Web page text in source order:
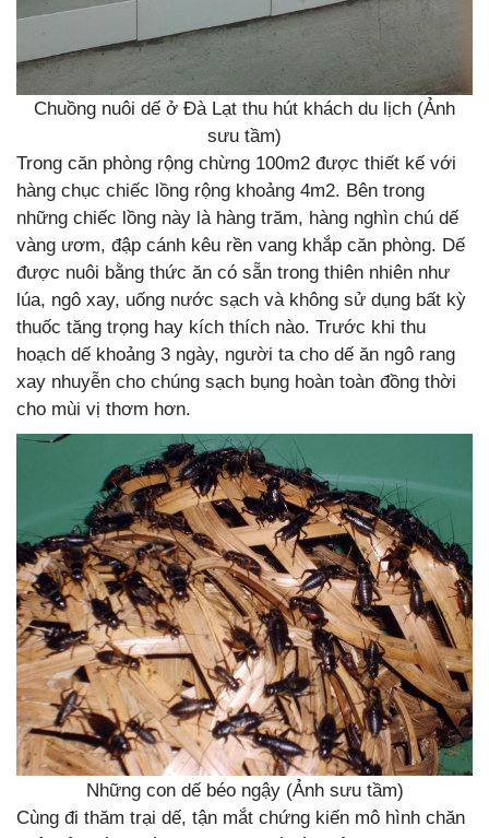
Chuồng nuôi dế ở Đà Lạt thu hút khách du lịch (Ảnh
sưu tầm)
Trong căn phòng rộng chừng 100m2 được thiết kế với
hàng chục chiếc lồng rộng khoảng 4m2. Bên trong
những chiếc lồng này là hàng trăm, hàng nghìn chú dế
vàng ươm, đập cánh kêu rền vang khắp căn phòng. Dế
được nuôi bằng thức ăn có sẵn trong thiên nhiên như
lúa, ngô xay, uống nước sạch và không sử dụng bất kỳ
thuốc tăng trọng hay kích thích nào. Trước khi thu
hoạch dế khoảng 3 ngày, người ta cho dế ăn ngô rang
xay nhuyễn cho chúng sạch bụng hoàn toàn đồng thời
cho mùi vị thơm hơn.
Những con dế béo ngậy (Ảnh sưu tầm)
Cùng đi thăm trại dế, tận mắt chứng kiến mô hình chăn